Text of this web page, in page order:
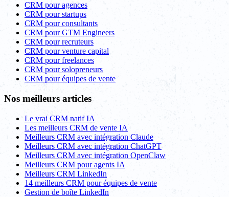
CRM pour agences
CRM pour startups
CRM pour consultants
CRM pour GTM Engineers
CRM pour recruteurs
CRM pour venture capital
CRM pour freelances
CRM pour solopreneurs
CRM pour équipes de vente
Nos meilleurs articles
Le vrai CRM natif IA
Les meilleurs CRM de vente IA
Meilleurs CRM avec intégration Claude
Meilleurs CRM avec intégration ChatGPT
Meilleurs CRM avec intégration OpenClaw
Meilleurs CRM pour agents IA
Meilleurs CRM LinkedIn
14 meilleurs CRM pour équipes de vente
Gestion de boîte LinkedIn